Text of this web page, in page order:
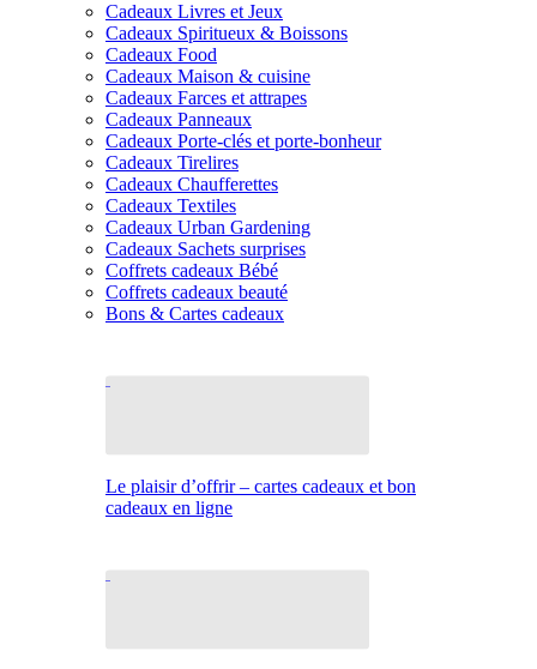
Cadeaux Livres et Jeux
Cadeaux Spiritueux & Boissons
Cadeaux Food
Cadeaux Maison & cuisine
Cadeaux Farces et attrapes
Cadeaux Panneaux
Cadeaux Porte-clés et porte-bonheur
Cadeaux Tirelires
Cadeaux Chaufferettes
Cadeaux Textiles
Cadeaux Urban Gardening
Cadeaux Sachets surprises
Coffrets cadeaux Bébé
Coffrets cadeaux beauté
Bons & Cartes cadeaux
Le plaisir d’offrir – cartes cadeaux et bon
cadeaux en ligne